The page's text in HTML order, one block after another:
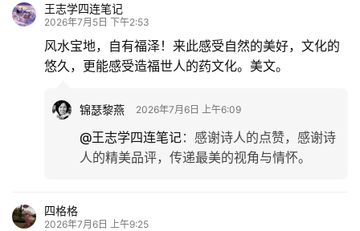
王志学四连笔记
2026年7月5日 下午2:53
风水宝地，自有福泽！来此感受自然的美好，文化的
悠久，更能感受造福世人的药文化。美文。
锦瑟黎燕 2026年7月6日 上午6:09
@王志学四连笔记： 感谢诗人的点赞，感谢诗
人的精美品评，传递最美的视角与情怀。
四格格
2026年7月6日 上午9:25